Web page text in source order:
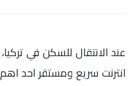
عند الانتقال للسكن في
انترنت سريع ومستقر احد